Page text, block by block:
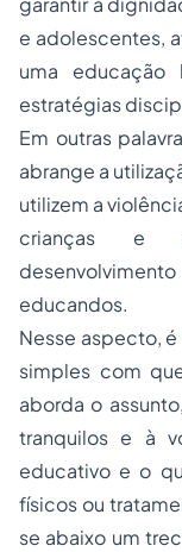
e adolescentes,
uma
estratégias
Em outras
abrange a
utilizem a
crianças e
educandos.
Nesse aspecto,
simples com
aborda o
tranquilos e à
educativo e o
físicos ou
se abaixo um